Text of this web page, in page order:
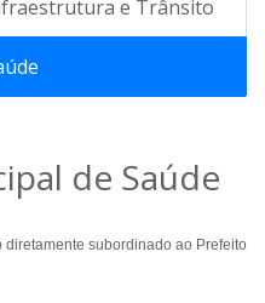
e Trânsito
de Saúde
subordinado ao Prefeito